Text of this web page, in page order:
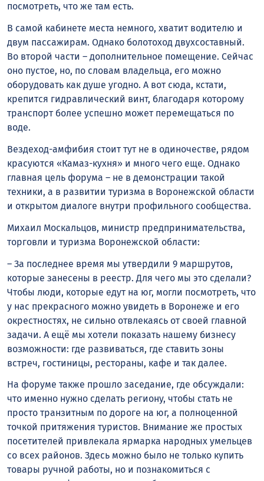
посмотреть, что же там есть.
В самой кабинете места немного, хватит водителю и
двум пассажирам. Однако болотоход двухсоставный.
Во второй части – дополнительное помещение. Сейчас
оно пустое, но, по словам владельца, его можно
оборудовать как душе угодно. А вот сюда, кстати,
крепится гидравлический винт, благодаря которому
транспорт более успешно может перемещаться по
воде.
Вездеход-амфибия стоит тут не в одиночестве, рядом
красуются «Камаз-кухня» и много чего еще. Однако
главная цель форума – не в демонстрации такой
техники, а в развитии туризма в Воронежской области
и открытом диалоге внутри профильного сообщества.
Михаил Москальцов, министр предпринимательства,
торговли и туризма Воронежской области:
– За последнее время мы утвердили 9 маршрутов,
которые занесены в реестр. Для чего мы это сделали?
Чтобы люди, которые едут на юг, могли посмотреть, что
у нас прекрасного можно увидеть в Воронеже и его
окрестностях, не сильно отвлекаясь от своей главной
задачи. А ещё мы хотели показать нашему бизнесу
возможности: где развиваться, где ставить зоны
встреч, гостиницы, рестораны, кафе и так далее.
На форуме также прошло заседание, где обсуждали:
что именно нужно сделать региону, чтобы стать не
просто транзитным по дороге на юг, а полноценной
точкой притяжения туристов. Внимание же простых
посетителей привлекала ярмарка народных умельцев
со всех районов. Здесь можно было не только купить
товары ручной работы, но и познакомиться с